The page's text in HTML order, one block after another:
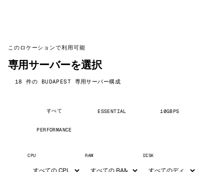
このロケーションで利用可能
専用サーバーを選択
18 件の BUDAPEST 専用サーバー構成
すべて ESSENTIAL 10GBPS
PERFORMANCE
CPU RAM DISK